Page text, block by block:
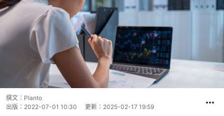
撰文： Planto
出版： 2022-07-01 10:30 更新： 2025-02-17 19:59